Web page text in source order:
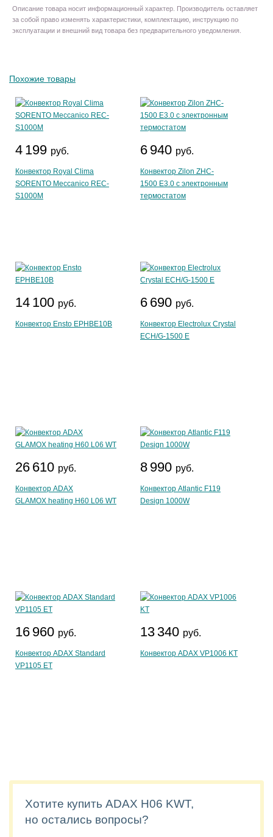
Описание товара носит информационный характер. Производитель оставляет
за собой право изменять характеристики, комплектацию, инструкцию по
эксплуатации и внешний вид товара без предварительного уведомления.
Похожие товары
4 199 руб.
Конвектор Royal Clima
SORENTO Meccanico REC-
S1000M
6 940 руб.
Конвектор Zilon ZHC-
1500 E3.0 с электронным
термостатом
14 100 руб.
Конвектор Ensto EPHBE10B
6 690 руб.
Конвектор Electrolux Crystal
ECH/G-1500 E
26 610 руб.
Конвектор ADAX
GLAMOX heating H60 L06 WT
8 990 руб.
Конвектор Atlantic F119
Design 1000W
16 960 руб.
Конвектор ADAX Standard
VP1105 ET
13 340 руб.
Конвектор ADAX VP1006 KT
Хотите купить ADAX H06 KWT,
но остались вопросы?